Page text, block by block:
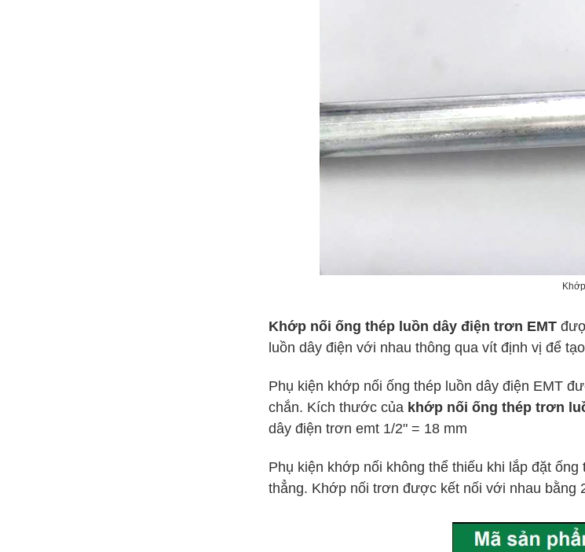
Khớp nối ống thép luồn dây điện trơn EMT
luồn dây điện với nhau thông qua vít định vị để
Phụ kiện khớp nối ống thép luồn dây điện EMT
chắn. Kích thước của khớp nối ống thép trơn
dây điện trơn emt 1/2" = 18 mm
Phụ kiện khớp nối không thể thiếu khi lắp đặt
thẳng. Khớp nối trơn được kết nối với nhau bằng